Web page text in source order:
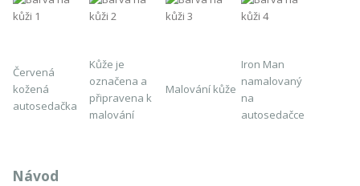
Červená
kožená
autosedačka
Kůže je
označena a
připravena k
malování
Malování kůže
Iron Man
namalovaný
na
autosedačce
Návod